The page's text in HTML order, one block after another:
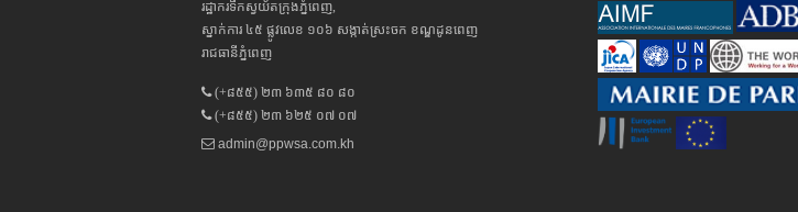
រដ្ឋាករទឹកស្វយ័តក្រុងភ្នំពេញ,
ស្នាក់ការ ៤៥ ផ្លូវលេខ ១០៦ សង្កាត់ស្រះចក ខណ្ឌដូនពេញ
រាជធានីភ្នំពេញ
(+៨៥៥) ២៣ ៦៣៥ ៨០ ៨០
(+៨៥៥) ២៣ ៦២៥ ០៧ ០៧
admin@ppwsa.com.kh